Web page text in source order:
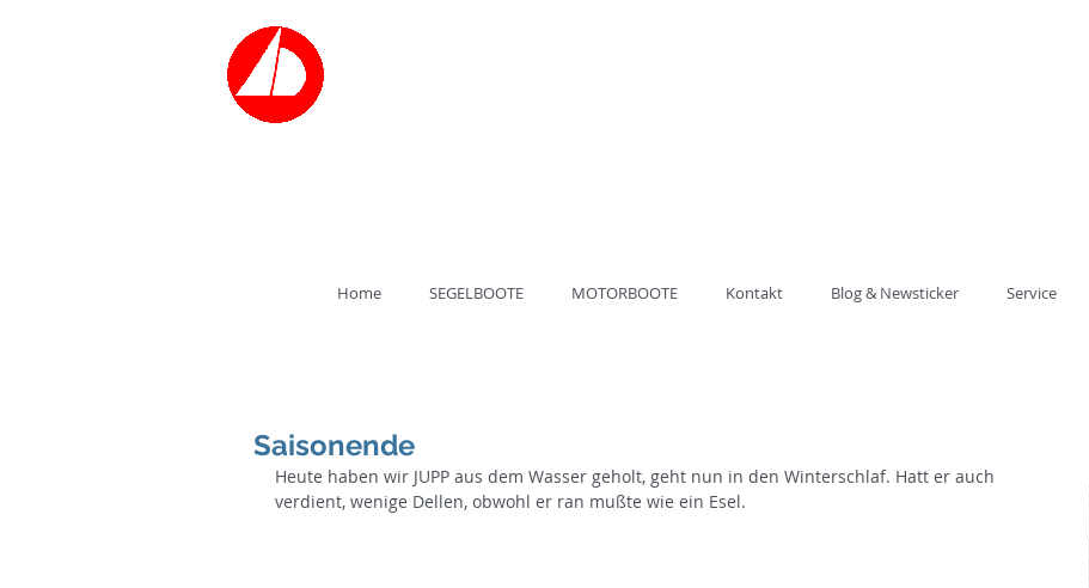
Saisonende
Heute haben wir JUPP aus dem Wasser geholt, geht nun in den Winterschlaf. Hatt er auch
verdient, wenige Dellen, obwohl er ran mußte wie ein Esel.
Home SEGELBOOTE MOTORBOOTE Kontakt Blog & Newsticker Service